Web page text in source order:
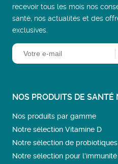
recevoir tous les mois nos
santé, nos actualités et des
exclusives.
NOS PRODUITS DE SANTÉ
Nos produits par gamme
Notre sélection Vitamine D
Notre sélection de
Notre sélection pour l'immunité